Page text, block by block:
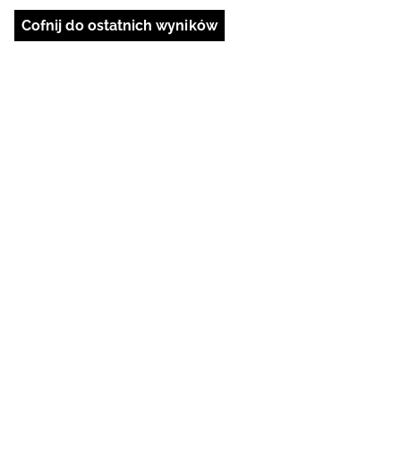
Cofnij do ostatnich wyników
Łotewski / EUR